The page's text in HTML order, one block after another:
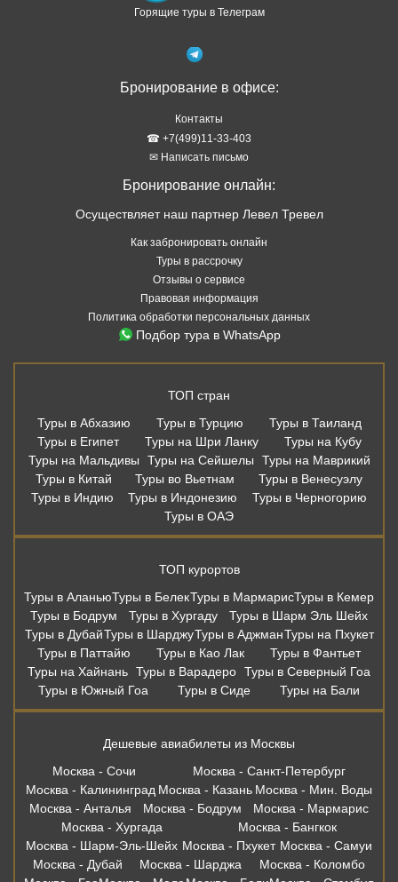
Горящие туры в Телеграм
Бронирование в офисе:
Контакты
☎ +7(499)11-33-403
✉ Написать письмо
Бронирование онлайн:
Осуществляет наш партнер Левел Тревел
Как забронировать онлайн
Туры в рассрочку
Отзывы о сервисе
Правовая информация
Политика обработки персональных данных
Подбор тура в WhatsApp
ТОП стран
Туры в Абхазию
Туры в Турцию
Туры в Таиланд
Туры в Египет
Туры на Шри Ланку
Туры на Кубу
Туры на Мальдивы
Туры на Сейшелы
Туры на Маврикий
Туры в Китай
Туры во Вьетнам
Туры в Венесуэлу
Туры в Индию
Туры в Индонезию
Туры в Черногорию
Туры в ОАЭ
ТОП курортов
Туры в АланьюТуры в БелекТуры в МармарисТуры в Кемер
Туры в Бодрум
Туры в Хургаду
Туры в Шарм Эль Шейх
Туры в ДубайТуры в ШарджуТуры в АджманТуры на Пхукет
Туры в Паттайю
Туры в Као Лак
Туры в Фантьет
Туры на Хайнань Туры в Варадеро Туры в Северный Гоа
Туры в Южный Гоа
Туры в Сиде Туры на Бали
Дешевые авиабилеты из Москвы
Москва - Сочи
Москва - Санкт-Петербург
Москва - Калининград Москва - Казань Москва - Мин. Воды
Москва - Анталья
Москва - Бодрум
Москва - Мармарис
Москва - Хургада
Москва - Бангкок
Москва - Шарм-Эль-Шейх Москва - Пхукет Москва - Самуи
Москва - Дубай
Москва - Шарджа
Москва - Коломбо